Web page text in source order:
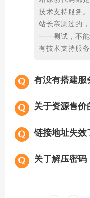
技术支持服务
站长亲测过的
一一测试，不
有技术支持服
有没有搭建服
关于资源售价
链接地址失效
关于解压密码